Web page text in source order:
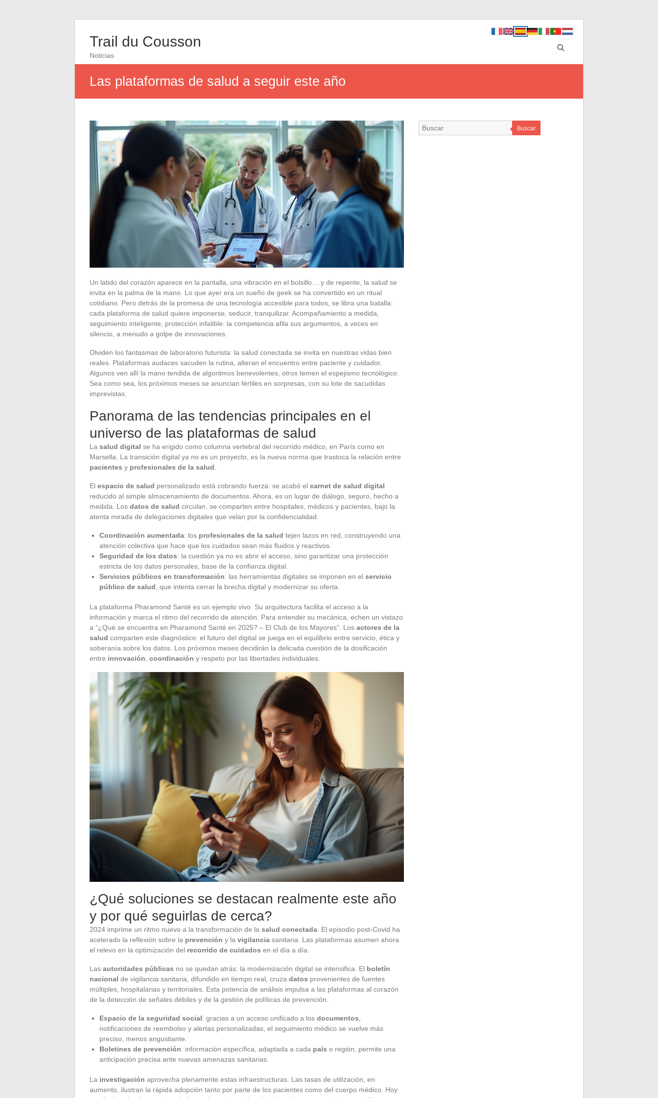
Trail du Cousson
Noticias
Las plataformas de salud a seguir este año
Un latido del corazón aparece en la pantalla, una vibración en el bolsillo… y de repente, la salud se
invita en la palma de la mano. Lo que ayer era un sueño de geek se ha convertido en un ritual
cotidiano. Pero detrás de la promesa de una tecnología accesible para todos, se libra una batalla:
cada plataforma de salud quiere imponerse, seducir, tranquilizar. Acompañamiento a medida,
seguimiento inteligente, protección infalible: la competencia afila sus argumentos, a veces en
silencio, a menudo a golpe de innovaciones.
Olviden los fantasmas de laboratorio futurista: la salud conectada se invita en nuestras vidas bien
reales. Plataformas audaces sacuden la rutina, alteran el encuentro entre paciente y cuidador.
Algunos ven allí la mano tendida de algoritmos benevolentes, otros temen el espejismo tecnológico.
Sea como sea, los próximos meses se anuncian fértiles en sorpresas, con su lote de sacudidas
imprevistas.
Panorama de las tendencias principales en el
universo de las plataformas de salud
La salud digital se ha erigido como columna vertebral del recorrido médico, en París como en
Marsella. La transición digital ya no es un proyecto, es la nueva norma que trastoca la relación entre
pacientes y profesionales de la salud
El espacio de salud personalizado está cobrando fuerza: se acabó el carnet de salud digital
reducido al simple almacenamiento de documentos. Ahora, es un lugar de diálogo, seguro, hecho a
medida. Los datos de salud circulan, se comparten entre hospitales, médicos y pacientes, bajo la
atenta mirada de delegaciones digitales que velan por la confidencialidad.
Coordinación aumentada: los profesionales de la salud tejen lazos en red, construyendo una
atención colectiva que hace que los cuidados sean más fluidos y reactivos.
Seguridad de los datos: la cuestión ya no es abrir el acceso, sino garantizar una protección
estricta de los datos personales, base de la confianza digital.
Servicios públicos en transformación: las herramientas digitales se imponen en el servicio
público de salud , que intenta cerrar la brecha digital y modernizar su oferta.
La plataforma Pharamond Santé es un ejemplo vivo. Su arquitectura facilita el acceso a la
información y marca el ritmo del recorrido de atención. Para entender su mecánica, echen un vistazo
a “¿Qué se encuentra en Pharamond Santé en 2025? – El Club de los Mayores”. Los actores de la
salud comparten este diagnóstico: el futuro del digital se juega en el equilibrio entre servicio, ética y
soberanía sobre los datos. Los próximos meses decidirán la delicada cuestión de la dosificación
entre innovación coordinación y respeto por las libertades individuales.
¿Qué soluciones se destacan realmente este año
y por qué seguirlas de cerca?
2024 imprime un ritmo nuevo a la transformación de la salud conectada . El episodio post-Covid ha
acelerado la reflexión sobre la prevención y la vigilancia sanitaria. Las plataformas asumen ahora
el relevo en la optimización del recorrido de cuidados en el día a día.
Las autoridades públicas no se quedan atrás: la modernización digital se intensifica. El boletín
nacional de vigilancia sanitaria, difundido en tiempo real, cruza datos provenientes de fuentes
múltiples, hospitalarias y territoriales. Esta potencia de análisis impulsa a las plataformas al corazón
de la detección de señales débiles y de la gestión de políticas de prevención.
Espacio de la seguridad social: gracias a un acceso unificado a los documentos
notificaciones de reembolso y alertas personalizadas, el seguimiento médico se vuelve más
preciso, menos angustiante.
Boletines de prevención: información específica, adaptada a cada país o región, permite una
anticipación precisa ante nuevas amenazas sanitarias.
La investigación aprovecha plenamente estas infraestructuras. Las tasas de utilización, en
aumento, ilustran la rápida adopción tanto por parte de los pacientes como del cuerpo médico. Hoy
Buscar